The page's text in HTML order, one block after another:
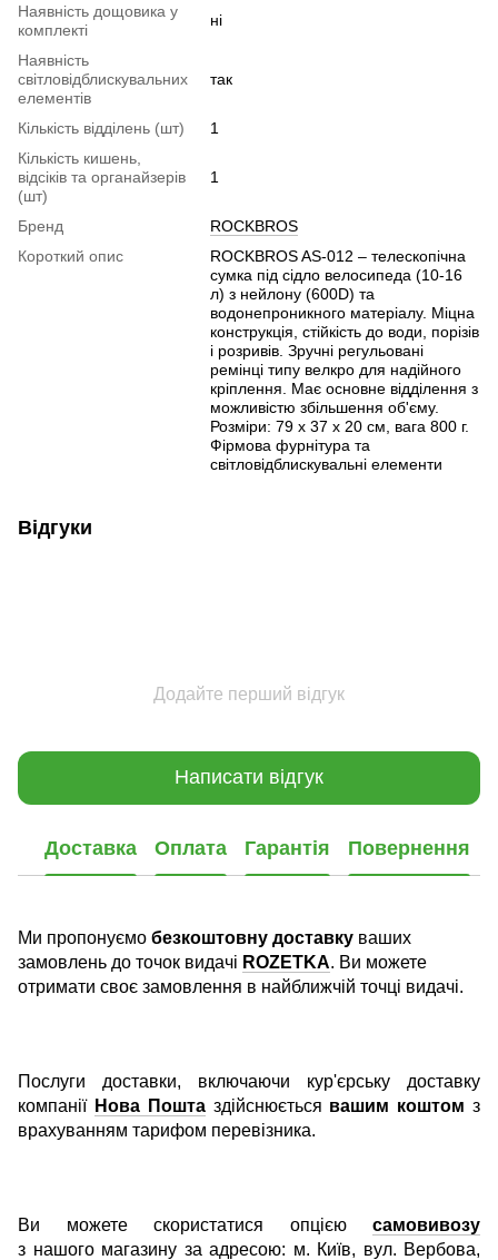
Наявність дощовика у
комплекті
ні
Наявність
світловідблискувальних
елементів
так
Кількість відділень (шт)
1
Кількість кишень,
відсіків та органайзерів
(шт)
1
Бренд
ROCKBROS
Короткий опис
ROCKBROS AS-012 – телескопічна
сумка під сідло велосипеда (10-16
л) з нейлону (600D) та
водонепроникного матеріалу. Міцна
конструкція, стійкість до води, порізів
і розривів. Зручні регульовані
ремінці типу велкро для надійного
кріплення. Має основне відділення з
можливістю збільшення об'єму.
Розміри: 79 x 37 x 20 см, вага 800 г.
Фірмова фурнітура та
світловідблискувальні елементи
Відгуки
Додайте перший відгук
Написати відгук
Доставка Оплата Гарантія Повернення
Ми пропонуємо безкоштовну доставку ваших
замовлень до точок видачі ROZETKA. Ви можете
отримати своє замовлення в найближчій точці видачі.
Послуги доставки, включаючи кур'єрську доставку
компанії Нова Поштаздійснюється вашим коштом з
врахуванням тарифом перевізника.
Ви можете скористатися опцією самовивозу
з нашого магазину за адресою: м. Київ, вул. Вербова,